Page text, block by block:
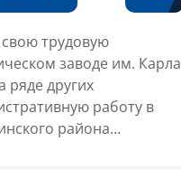
трудовую
заводе им. Карла
ряде других
работу в
района